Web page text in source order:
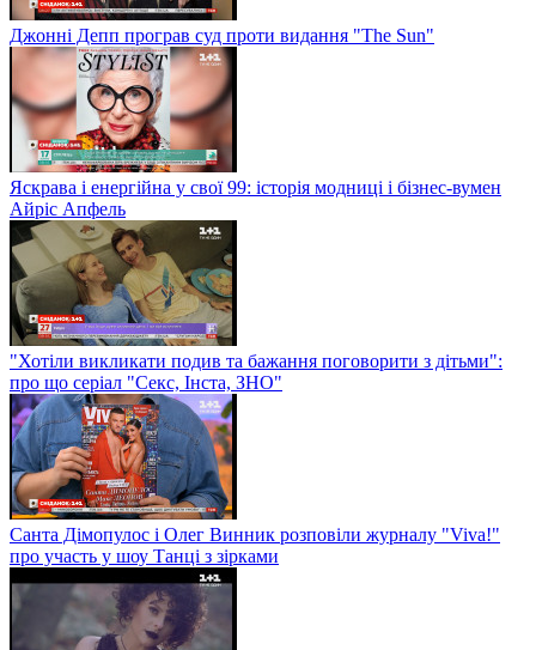
Джонні Депп програв суд проти видання "The Sun"
Яскрава і енергійна у свої 99: історія модниці і бізнес-вумен
Айріс Апфель
"Хотіли викликати подив та бажання поговорити з дітьми":
про що серіал "Секс, Інста, ЗНО"
Санта Дімопулос і Олег Винник розповіли журналу "Viva!"
про участь у шоу Танці з зірками